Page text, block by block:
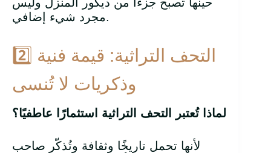
مجرد شيء إضافي.
2️⃣ التحف التراثية: قيمة فنية
وذكريات لا تُنسى
لماذا تُعتبر التحف التراثية استثمارًا عاطفيًا؟
لأنها تحمل تاريخًا وثقافة وتُذكّر صاحب